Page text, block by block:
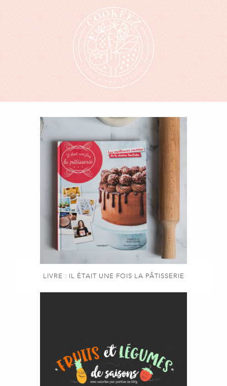
LIVRE : IL ÉTAIT UNE FOIS LA PÂTISSERIE